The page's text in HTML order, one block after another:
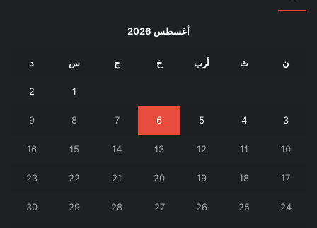
أغسطس 2026
ن ث أرب خ ج س د
1
2
3
4
5
6
7
8
9
10
11
12
13
14
15
16
17
18
19
20
21
22
23
24
25
26
27
28
29
30